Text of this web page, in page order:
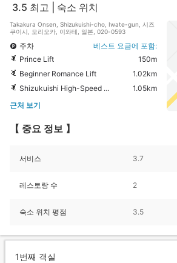
3.5 최고 | 숙소 위치
Takakura Onsen, Shizukuishi-cho, Iwate-gun, 시즈
쿠이시, 모리오카, 이와테, 일본, 020-0593
주차
베스트 요금에 포함:
Prince Lift
150m
Beginner Romance Lift
1.02km
Shizukuishi High-Speed Lift
1.05km
근처 보기
【 중요 정보 】
서비스 3.7
레스토랑 수 2
숙소 위치 평점 3.5
1번째 객실